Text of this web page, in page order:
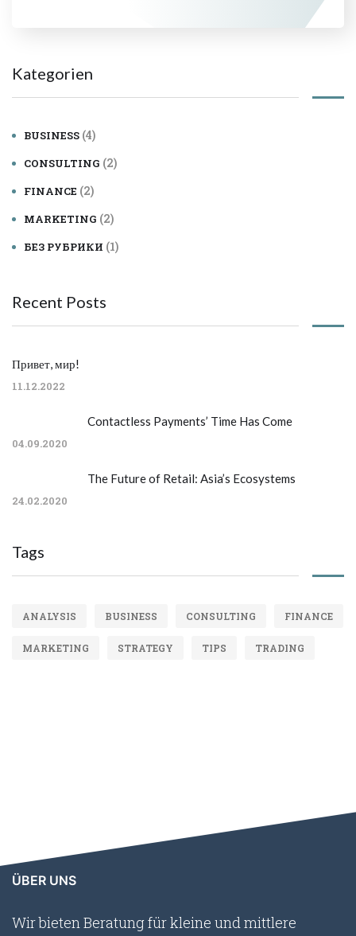
Kategorien
BUSINESS (4)
CONSULTING (2)
FINANCE (2)
MARKETING (2)
БЕЗ РУБРИКИ (1)
Recent Posts
Привет, мир!
11.12.2022
Contactless Payments’ Time Has Come
04.09.2020
The Future of Retail: Asia’s Ecosystems
24.02.2020
Tags
ANALYSIS BUSINESS CONSULTING FINANCE
MARKETING STRATEGY TIPS TRADING
ÜBER UNS
Wir bieten Beratung für kleine und mittlere